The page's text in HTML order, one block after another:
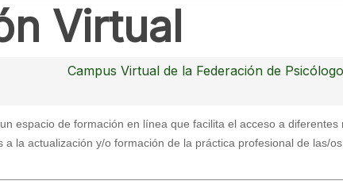
Virtual
Campus Virtual de la Federación de
espacio de formación en línea que facilita el acceso a
la actualización y/o formación de la práctica profesional de las/os